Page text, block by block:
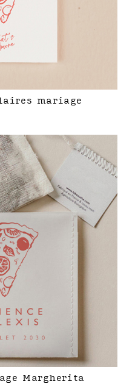
mariage
Margherita